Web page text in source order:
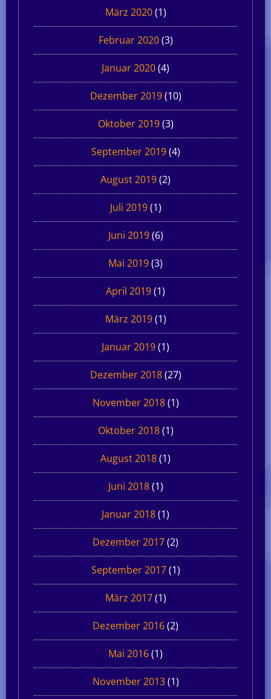
März 2020(1)
Februar 2020(3)
Januar 2020(4)
Dezember 2019(10)
Oktober 2019(3)
September 2019(4)
August 2019(2)
Juli 2019(1)
Juni 2019(6)
Mai 2019(3)
April 2019(1)
März 2019(1)
Januar 2019(1)
Dezember 2018(27)
November 2018(1)
Oktober 2018(1)
August 2018(1)
Juni 2018(1)
Januar 2018(1)
Dezember 2017(2)
September 2017(1)
März 2017(1)
Dezember 2016(2)
Mai 2016(1)
November 2013(1)